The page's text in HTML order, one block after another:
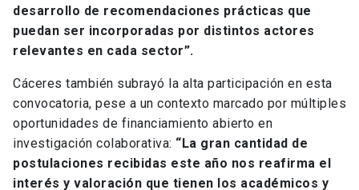
desarrollo de recomendaciones prácticas que
puedan ser incorporadas por distintos actores
relevantes en cada sector”.
Cáceres también subrayó la alta participación en esta
convocatoria, pese a un contexto marcado por múltiples
oportunidades de financiamiento abierto en
investigación colaborativa: “La gran cantidad de
postulaciones recibidas este año nos reafirma el
interés y valoración que tienen los académicos y